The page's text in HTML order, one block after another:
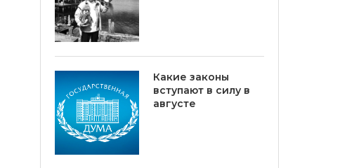
Какие законы
вступают в силу в
августе